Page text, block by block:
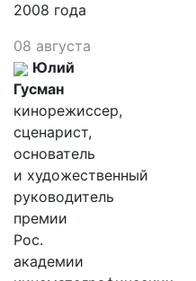
2008 года
08 августа
Юлий
Гусман
кинорежиссер,
сценарист,
основатель
и художественный
руководитель
премии
Рос.
академии